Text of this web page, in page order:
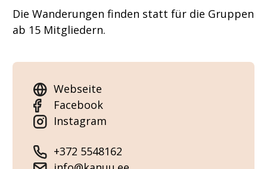
Die Wanderungen finden statt für die Gruppen
ab 15 Mitgliedern.
Webseite
Facebook
Instagram
+372 5548162